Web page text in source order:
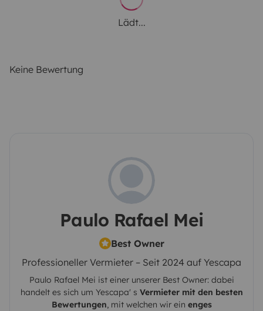
Lädt...
Keine Bewertung
Paulo Rafael Mei
Best Owner
Professioneller Vermieter – Seit 2024 auf Yescapa
Paulo Rafael Mei ist einer unserer Best Owner: dabei
handelt es sich um Yescapa' s Vermieter mit den besten
Bewertungen, mit welchen wir ein enges